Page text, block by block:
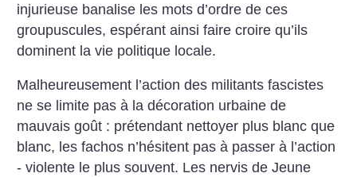
injurieuse banalise les mots d’ordre de ces
groupuscules, espérant ainsi faire croire qu’ils
dominent la vie politique locale.
Malheureusement l’action des militants fascistes
ne se limite pas à la décoration urbaine de
mauvais goût : prétendant nettoyer plus blanc que
blanc, les fachos n’hésitent pas à passer à l’action
- violente le plus souvent. Les nervis de Jeune